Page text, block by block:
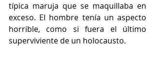
típica maruja que se maquillaba en
exceso. El hombre tenía un aspecto
horrible, como si fuera el último
superviviente de un holocausto.